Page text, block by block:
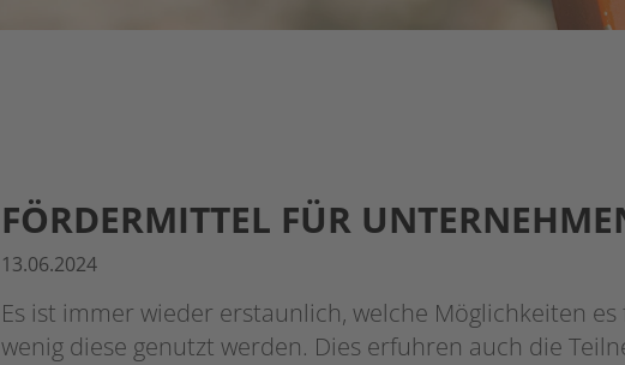
FÖRDERMITTEL FÜR
13.06.2024
Es ist immer wieder erstaunlich, welche Möglichkeiten
wenig diese genutzt werden. Dies erfuhren auch die